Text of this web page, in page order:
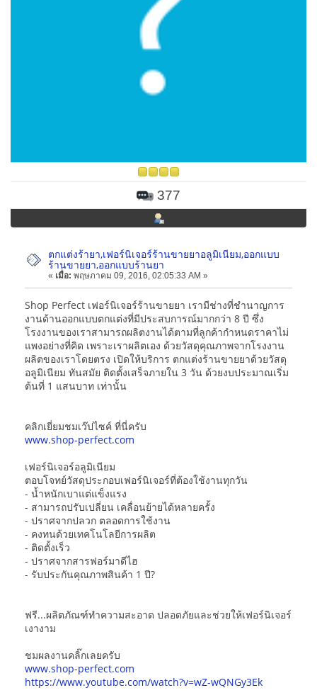
377
ตกแต่งร้ายา,เฟอร์นิเจอร์ร้านขายยาอลูมิเนียม,ออกแบบ
ร้านขายยา,ออกแบบร้านยา
« เมื่อ: พฤษภาคม 09, 2016, 02:05:33 AM »
Shop Perfect เฟอร์นิเจอร์ร้านขายยา เรามีช่างที่ชำนาญการ
งานด้านออกแบบตกแต่งที่มีประสบการณ์มากกว่า 8 ปี ซึ่ง
โรงงานของเราสามารถผลิตงานได้ตามที่ลูกค้ากำหนดราคาไม่
แพงอย่างที่คิด เพราะเราผลิตเอง ด้วยวัสดุคุณภาพจากโรงงาน
ผลิตของเราโดยตรง เปิดให้บริการ ตกแต่งร้านขายยาด้วยวัสดุ
อลูมิเนียม ทันสมัย ติดตั้งเสร็จภายใน 3 วัน ด้วยงบประมาณเริ่ม
ต้นที่ 1 แสนบาท เท่านั้น
คลิกเยี่ยมชมเว๊ปไซค์ ที่นี่ครับ
www.shop-perfect.com
เฟอร์นิเจอร์อลูมิเนียม
ตอบโจทย์วัสดุประกอบเฟอร์นิเจอร์ที่ต้องใช้งานทุกวัน
- น้ำหนักเบาแต่แข็งแรง
- สามารถปรับเปลี่ยน เคลื่อนย้ายได้หลายครั้ง
- ปราศจากปลวก ตลอดการใช้งาน
- คงทนด้วยเทคโนโลยีการผลิต
- ติดตั้งเร็ว
- ปราศจากสารฟอร์มาดีไฮ
- รับประกันคุณภาพสินค้า 1 ปี?
ฟรี...ผลิตภัณฑ์ทำความสะอาด ปลอดภัยและช่วยให้เฟอร์นิเจอร์
เงางาม
ชมผลงานคลิ๊กเลยครับ
www.shop-perfect.com
https://www.youtube.com/watch?v=wZ-wQNGy3Ek